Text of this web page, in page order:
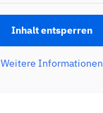
Inhalt entsperren
Weitere Informationen